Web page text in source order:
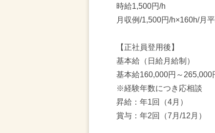
時給1,500円/h
月収例/1,500円/h×160h/月
【正社員登用後】
基本給（日給月給制）
基本給160,000円～265,000
※経験年数につき応相談
昇給：年1回（4月）
賞与：年2回（7月/12月）